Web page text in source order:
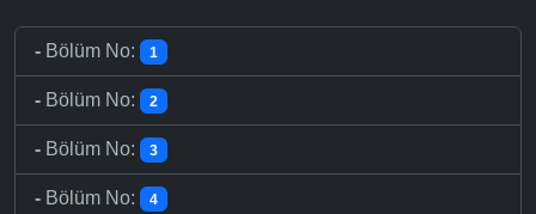
- Bölüm No: 1
- Bölüm No: 2
- Bölüm No: 3
- Bölüm No: 4